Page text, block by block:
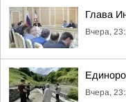
Глава
Вчера,
Вчера,